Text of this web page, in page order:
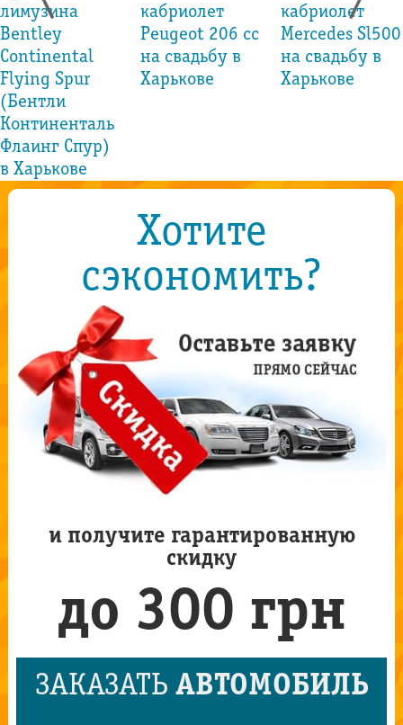
лимузина
Bentley
Continental
Flying Spur
(Бентли
Континенталь
Флаинг Спур)
в Харькове
кабриолет
Peugeot 206 cc
на свадьбу в
Харькове
кабриолет
Mercedes Sl500
на свадьбу в
Харькове
Хотите
сэкономить?
и получите гарантированную
скидку
до 300 грн
ЗАКАЗАТЬ АВТОМОБИЛЬ